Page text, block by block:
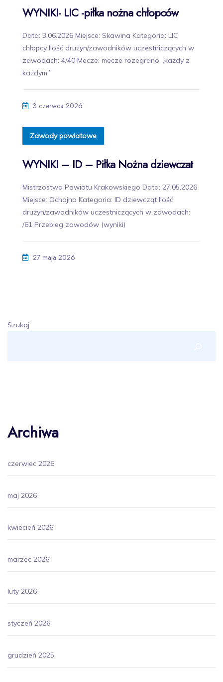
WYNIKI- LIC -piłka nożna chłopców
Data: 3.06.2026 Miejsce: Skawina Kategoria: LIC
chłopcy Ilość drużyn/zawodników uczestniczących w
zawodach: 4/40 Mecze: mecze rozegrano „każdy z
każdym”
3 czerwca 2026
Zawody powiatowe
WYNIKI – ID – Piłka Nożna dziewczat
Mistrzostwa Powiatu Krakowskiego Data: 27.05.2026
Miejsce: Ochojno Kategoria: ID dziewcząt Ilość
drużyn/zawodników uczestniczących w zawodach:
/61 Przebieg zawodów (wyniki)
27 maja 2026
Szukaj
Archiwa
czerwiec 2026
maj 2026
kwiecień 2026
marzec 2026
luty 2026
styczeń 2026
grudzień 2025